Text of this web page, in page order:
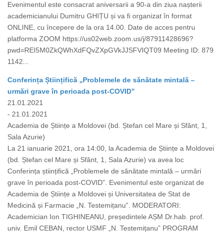
Evenimentul este consacrat aniversarii a 90-a din ziua nașterii
academicianului Dumitru GHIȚU și va fi organizat în format
ONLINE, cu începere de la ora 14.00. Date de acces pentru
platforma ZOOM https://us02web.zoom.us/j/87911428696?
pwd=REI5M0ZkQWhXdFQvZXpGVkJJSFVIQT09 Meeting ID: 879
1142...
Conferința Științifică „Problemele de sănătate mintală –
urmări grave în perioada post-COVID”
21.01.2021
- 21.01.2021
Academia de Științe a Moldovei (bd. Ștefan cel Mare și Sfânt, 1,
Sala Azurie)
La 21 ianuarie 2021, ora 14:00, la Academia de Științe a Moldovei
(bd. Ștefan cel Mare și Sfânt, 1, Sala Azurie) va avea loc
Conferința științifică „Problemele de sănătate mintală – urmări
grave în perioada post-COVID”. Evenimentul este organizat de
Academia de Științe a Moldovei și Universitatea de Stat de
Medicină și Farmacie „N. Testemițanu”. MODERATORI:
Academician Ion TIGHINEANU, președintele AȘM Dr.hab. prof.
univ. Emil CEBAN, rector USMF „N. Testemițanu” PROGRAM